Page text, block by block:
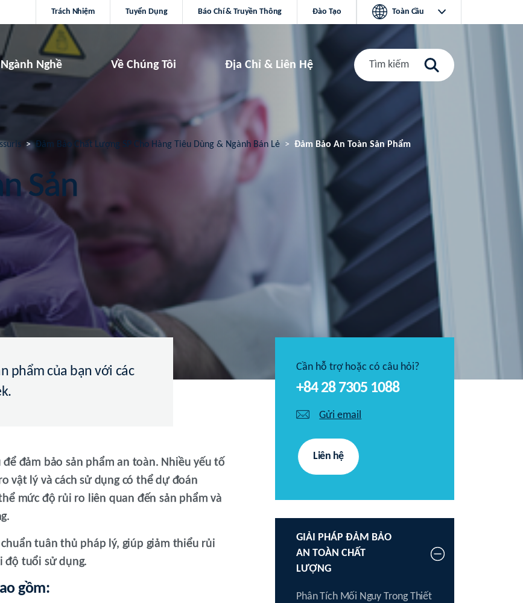
Nghề Về Chúng Tôi Địa Chỉ & Liên Hệ
Trách Nhiệm Tuyển Dụng Báo Chí & Truyền Thông Đào Tạo Toàn Cầu
Tìm kiếm
Đảm Bảo Chất Lượng SP Cho Hàng Tiêu Dùng & Ngành Bán Lẻ Đảm Bảo An Toàn Sản Phẩm
Sản
phẩm của bạn với các
đảm bảo sản phẩm an toàn. Nhiều yếu tố
vật lý và cách sử dụng có thể dự đoán
mức độ rủi ro liên quan đến sản phẩm và
tuân thủ pháp lý, giúp giảm thiểu rủi
độ tuổi sử dụng.
gồm:
Cần hỗ trợ hoặc có câu hỏi?
+84 28 7305 1088
Gửi email
Liên hệ
GIẢI PHÁP ĐẢM BẢO
AN TOÀN CHẤT
LƯỢNG
Phân Tích Mối Nguy Trong Thiết